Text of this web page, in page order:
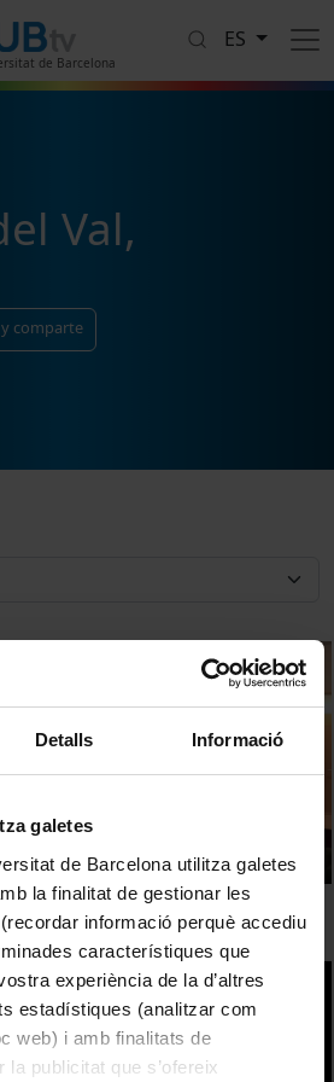
Detalls Informació
galetes
de Barcelona utilitza galetes
la finalitat de gestionar les
informació perquè accediu
característiques que
experiència de la d’altres
estadístiques (analitzar com
web) i amb finalitats de
la publicitat que s’ofereix
de Barcelona
ES
Val,
comparte